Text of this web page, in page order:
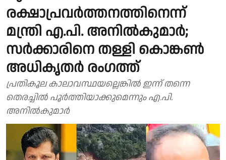
രക്ഷാപ്രവർത്തനത്തിനെന്ന്
മന്ത്രി എ.പി. അനിൽകുമാർ;
സർക്കാരിനെ തള്ളി കൊങ്കൺ
അധികൃതർ രം​ഗത്ത്
പ്രതികൂല കാലാവസ്ഥയല്ലെങ്കിൽ ഇന്ന് തന്നെ
തെരച്ചിൽ പൂർത്തിയാക്കുമെന്നും എ.പി.
അനിൽകുമാർ